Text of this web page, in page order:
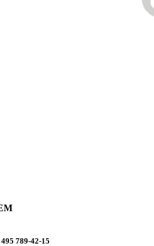
789-42-15